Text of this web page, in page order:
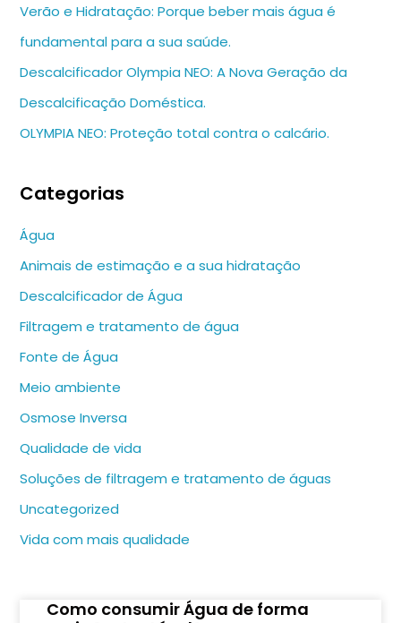
Verão e Hidratação: Porque beber mais água é
fundamental para a sua saúde.
Descalcificador Olympia NEO: A Nova Geração da
Descalcificação Doméstica.
OLYMPIA NEO: Proteção total contra o calcário.
Categorias
Água
Animais de estimação e a sua hidratação
Descalcificador de Água
Filtragem e tratamento de água
Fonte de Água
Meio ambiente
Osmose Inversa
Qualidade de vida
Soluções de filtragem e tratamento de águas
Uncategorized
Vida com mais qualidade
Como consumir Água de forma